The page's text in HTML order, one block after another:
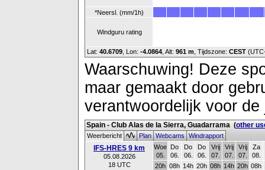
*Neersl. (mm/1h)
Windguru rating
Lat: 40.6709 , Lon: -4.0864 Alt: 961 m , Tijdszone: CEST
Waarschuwing! Deze
maar gemaakt door
verantwoordelijk voor
Spain - Club Alas de la Sierra, Guadarrama (other
Weerbericht PlanWebcamsWindrapport
IFS-HRES 9 km
05.08.2026
18 UTC
Woe
05.
Do
06.
Do
06.
Do
06.
Vrij
07.
Vrij
07.
Vrij
07.
Za
08.
20h 08h 14h 20h 08h 14h 20h 08h